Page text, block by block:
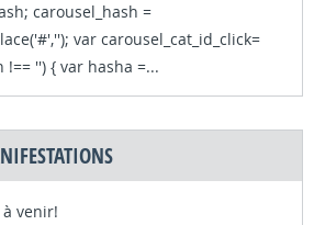
carousel_hash =
var carousel_cat_id_click=
!== '') { var hasha =...
venir!